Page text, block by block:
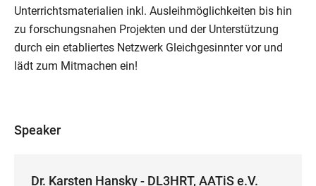
Unterrichtsmaterialien inkl. Ausleihmöglichkeiten bis hin
zu forschungsnahen Projekten und der Unterstützung
durch ein etabliertes Netzwerk Gleichgesinnter vor und
lädt zum Mitmachen ein!
Speaker
Dr. Karsten Hansky - DL3HRT, AATiS e.V.